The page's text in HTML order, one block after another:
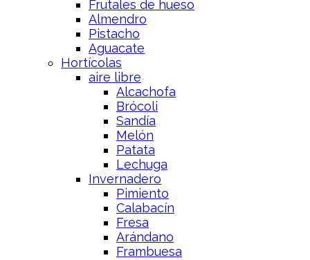
Frutales de hueso
Almendro
Pistacho
Aguacate
Hortícolas
aire libre
Alcachofa
Brócoli
Sandía
Melón
Patata
Lechuga
Invernadero
Pimiento
Calabacín
Fresa
Arándano
Frambuesa